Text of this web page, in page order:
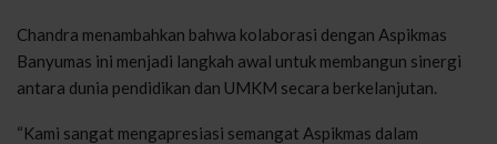
Chandra menambahkan bahwa kolaborasi dengan Aspikmas
Banyumas ini menjadi langkah awal untuk membangun sinergi
antara dunia pendidikan dan UMKM secara berkelanjutan.
“Kami sangat mengapresiasi semangat Aspikmas dalam